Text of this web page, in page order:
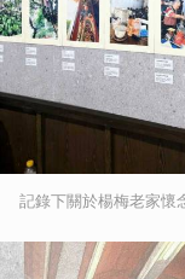
記錄下關於楊梅老家懷